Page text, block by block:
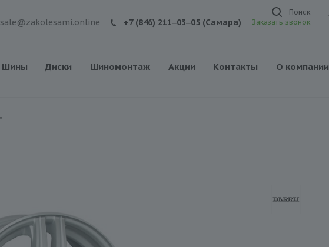
Поиск
sale@zakolesami.online +7 (846) 211‒03‒05 (Самара) Заказать звонок
Шины Диски Шиномонтаж Акции Контакты О компании